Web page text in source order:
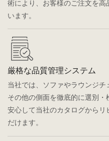
術により、お客様のご注文を
います。
厳格な品質管理システム
当社では、ソファやラウンジチ
その他の側面を徹底的に選別
安心して当社のカタログから
だけます。